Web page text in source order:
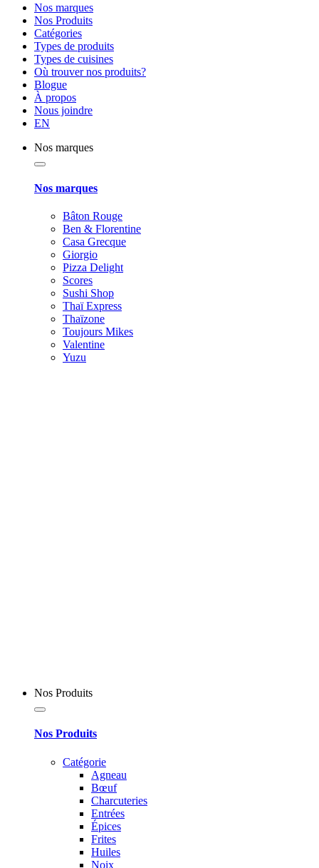
Nos marques
Nos Produits
Catégories
Types de produits
Types de cuisines
Où trouver nos produits?
Blogue
À propos
Nous joindre
EN
Nos marques
Nos marques
Bâton Rouge
Ben & Florentine
Casa Grecque
Giorgio
Pizza Delight
Scores
Sushi Shop
Thaï Express
Thaïzone
Toujours Mikes
Valentine
Yuzu
Nos Produits
Nos Produits
Catégorie
Agneau
Bœuf
Charcuteries
Entrées
Épices
Frites
Huiles
Noix